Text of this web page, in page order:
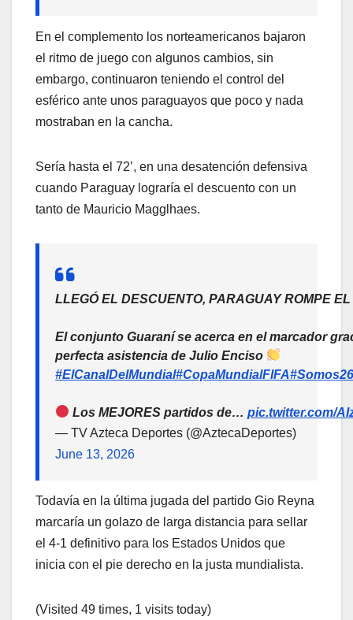
En el complemento los norteamericanos bajaron
el ritmo de juego con algunos cambios, sin
embargo, continuaron teniendo el control del
esférico ante unos paraguayos que poco y nada
mostraban en la cancha.
Sería hasta el 72’, en una desatención defensiva
cuando Paraguay lograría el descuento con un
tanto de Mauricio Magglhaes.
LLEGÓ EL DESCUENTO, PARAGUAY ROMPE
El conjunto Guaraní se acerca en el marcador
perfecta asistencia de Julio Enciso
#ElCanalDelMundial#CopaMundialFIFA#Somos26
Los MEJORES partidos de…pic.twitter.com/
— TV Azteca Deportes (@AztecaDeportes)
June 13, 2026
Todavía en la última jugada del partido Gio Reyna
marcaría un golazo de larga distancia para sellar
el 4-1 definitivo para los Estados Unidos que
inicia con el pie derecho en la justa mundialista.
(Visited 49 times, 1 visits today)